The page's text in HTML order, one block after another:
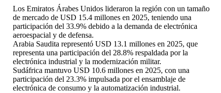
Los Emiratos Árabes Unidos lideraron la región con un tamaño
de mercado de USD 15.4 millones en 2025, teniendo una
participación del 33.9% debido a la demanda de electrónica
aeroespacial y de defensa.
Arabia Saudita representó USD 13.1 millones en 2025, que
representa una participación del 28.8% respaldada por la
electrónica industrial y la modernización militar.
Sudáfrica mantuvo USD 10.6 millones en 2025, con una
participación del 23.3% impulsada por el ensamblaje de
electrónica de consumo y la automatización industrial.